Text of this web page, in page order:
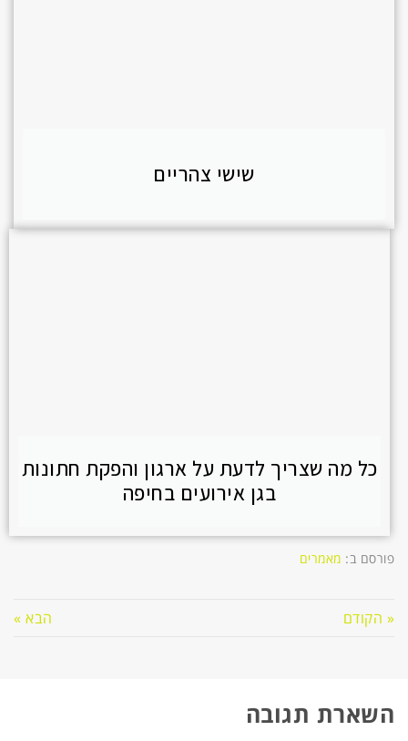
שישי צהריים
כל מה שצריך לדעת על ארגון והפקת חתונות
בגן אירועים בחיפה
פורסם ב: מאמרים
« הקודם הבא »
השארת תגובה